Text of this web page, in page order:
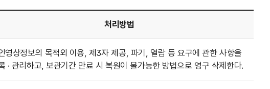
처리방법
영상정보의 목적외 이용, 제3자 제공, 파기, 열람 등 요구에 관한 사항을
· 관리하고, 보관기간 만료 시 복원이 불가능한 방법으로 영구 삭제한다.